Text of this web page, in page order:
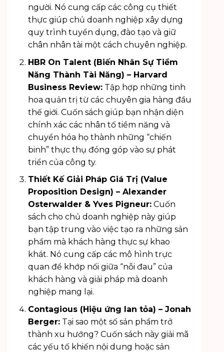
người. Nó cung cấp các công cụ thiết
thực giúp chủ doanh nghiệp xây dựng
quy trình tuyển dụng, đào tạo và giữ
chân nhân tài một cách chuyên nghiệp.
HBR On Talent (Biến Nhân Sự Tiềm
Năng Thành Tài Năng) – Harvard
Business Review:Tập hợp những tinh
hoa quản trị từ các chuyên gia hàng đầu
thế giới. Cuốn sách giúp bạn nhận diện
chính xác các nhân tố tiềm năng và
chuyển hóa họ thành những “chiến
binh” thực thụ đóng góp vào sự phát
triển của công ty.
Thiết Kế Giải Pháp Giá Trị (Value
Proposition Design) – Alexander
Osterwalder & Yves Pigneur:Cuốn
sách cho chủ doanh nghiệp này giúp
bạn tập trung vào việc tạo ra những sản
phẩm mà khách hàng thực sự khao
khát. Nó cung cấp các mô hình trực
quan để khớp nối giữa “nỗi đau” của
khách hàng và giải pháp mà doanh
nghiệp mang lại.
Contagious (Hiệu ứng lan tỏa) – Jonah
Berger:Tại sao một số sản phẩm trở
thành xu hướng? Cuốn sách này giải mã
các yếu tố khiến nội dung hoặc sản